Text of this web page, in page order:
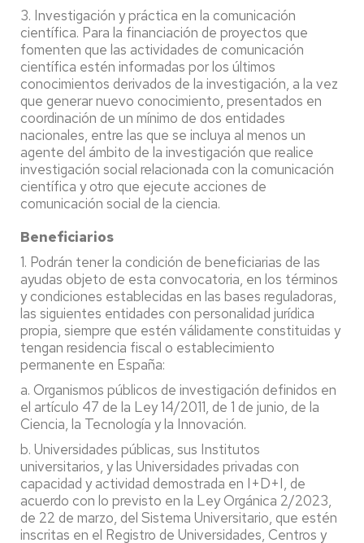
3. Investigación y práctica en la comunicación
científica. Para la financiación de proyectos que
fomenten que las actividades de comunicación
científica estén informadas por los últimos
conocimientos derivados de la investigación, a la vez
que generar nuevo conocimiento, presentados en
coordinación de un mínimo de dos entidades
nacionales, entre las que se incluya al menos un
agente del ámbito de la investigación que realice
investigación social relacionada con la comunicación
científica y otro que ejecute acciones de
comunicación social de la ciencia.
Beneficiarios
1. Podrán tener la condición de beneficiarias de las
ayudas objeto de esta convocatoria, en los términos
y condiciones establecidas en las bases reguladoras,
las siguientes entidades con personalidad jurídica
propia, siempre que estén válidamente constituidas y
tengan residencia fiscal o establecimiento
permanente en España:
a. Organismos públicos de investigación definidos en
el artículo 47 de la Ley 14/2011, de 1 de junio, de la
Ciencia, la Tecnología y la Innovación.
b. Universidades públicas, sus Institutos
universitarios, y las Universidades privadas con
capacidad y actividad demostrada en I+D+I, de
acuerdo con lo previsto en la Ley Orgánica 2/2023,
de 22 de marzo, del Sistema Universitario, que estén
inscritas en el Registro de Universidades, Centros y